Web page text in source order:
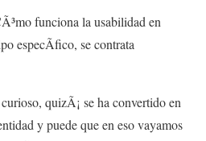
funciona la usabilidad en
especÃ­fico, se contrata
quizÃ¡ se ha convertido en
y puede que en eso vayamos